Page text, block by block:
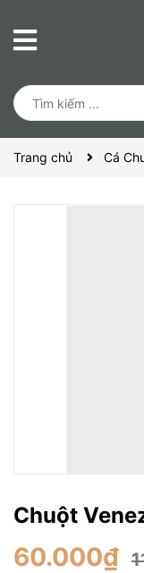
Trang chủ Cá
Chuột
60.000₫